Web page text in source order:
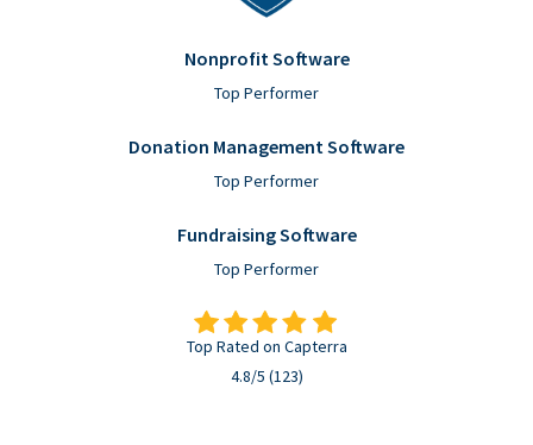
Nonprofit Software
Top Performer
Donation Management Software
Top Performer
Fundraising Software
Top Performer
Top Rated on Capterra
4.8/5 (123)